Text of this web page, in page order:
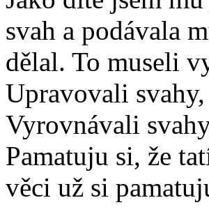
svah a podávala
dělal. To museli
Upravovali
Vyrovnávali
Pamatuju si, že
věci už si